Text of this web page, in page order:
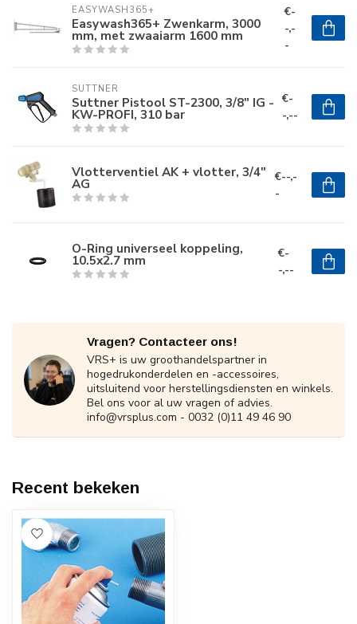
EASYWASH365+
Easywash365+ Zwenkarm, 3000
mm, met zwaaiarm 1600 mm
€-
-,-
-
SUTTNER
Suttner Pistool ST-2300, 3/8" IG -
KW-PROFI, 310 bar
€-
-,--
Vlotterventiel AK + vlotter, 3/4"
AG
€--,-
-
O-Ring universeel koppeling,
10.5x2.7 mm
€-
-,--
Vragen? Contacteer ons!
VRS+ is uw groothandelspartner in
hogedrukonderdelen en -accessoires,
uitsluitend voor herstellingsdiensten en winkels.
Bel ons voor al uw vragen of advies.
info@vrsplus.com - 0032 (0)11 49 46 90
Recent bekeken